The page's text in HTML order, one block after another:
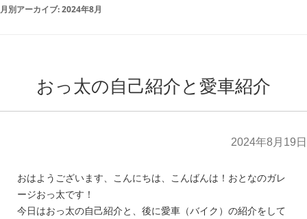
月別アーカイブ:2024年8月
おっ太の自己紹介と愛車紹介
2024年8月19日
おはようございます、こんにちは、こんばんは！おとなのガレ
ージおっ太です！
今日はおっ太の自己紹介と、後に愛車（バイク）の紹介をして